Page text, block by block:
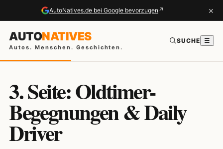
AutoNatives.de bei Google bevorzugen ↗ ×
AUTONATIVES
Autos. Menschen. Geschichten.
SUCHE ☰
3. Seite: Oldtimer-
Begegnungen & Daily
Driver